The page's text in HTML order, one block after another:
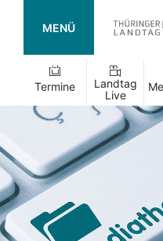
MENÜ
Termine
Landtag
Live